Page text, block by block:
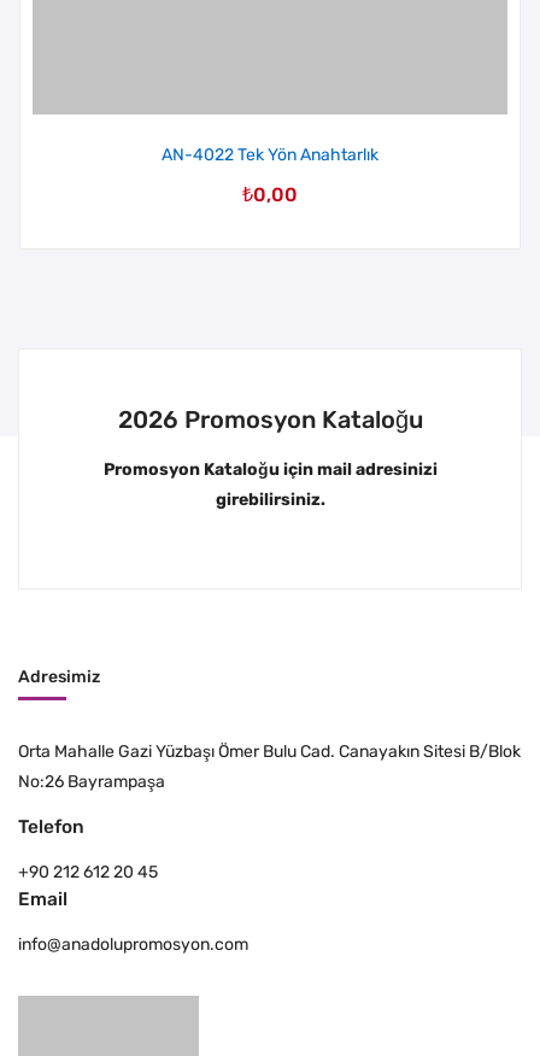
AN-4022 Tek Yön Anahtarlık
₺0,00
2026 Promosyon Kataloğu
Promosyon Kataloğu için mail adresinizi
girebilirsiniz.
Adresimiz
Orta Mahalle Gazi Yüzbaşı Ömer Bulu Cad. Canayakın Sitesi B/Blok
No:26 Bayrampaşa
Telefon
+90 212 612 20 45
Email
info@anadolupromosyon.com